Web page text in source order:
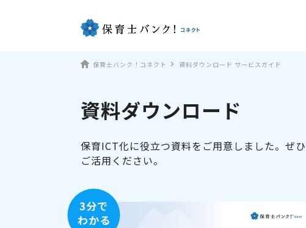
保育士バンク！コネクト 資料ダウンロード サービスガイド
資料ダウンロード
保育ICT化に役立つ資料をご用意しました。ぜひ
ご活用ください。
3分で
わかる